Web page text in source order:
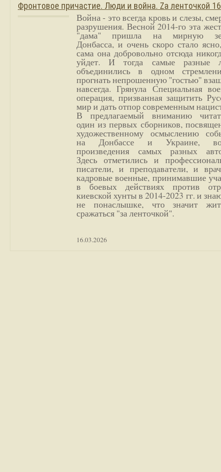
Фронтовое причастие. Люди и война. Zа ленточкой
Война - это всегда кровь и слезы,
разрушения. Весной 2014-го эта
"дама" пришла на мирную
Донбасса, и очень скоро стало
сама она добровольно отсюда
уйдет. И тогда самые разные
объединились в одном
прогнать непрошенную "гостью"
навсегда. Грянула Специальная
операция, призванная защитить
мир и дать отпор современным
В предлагаемый вниманию
один из первых сборников,
художественному осмыслению
на Донбассе и Украине,
произведения самых разных
Здесь отметились и
писатели, и преподаватели, и
кадровые военные, принимавшие
в боевых действиях против
киевской хунты в 2014-2023 гг. и
не понаслышке, что значит
сражаться "за ленточкой".
16.03.2026